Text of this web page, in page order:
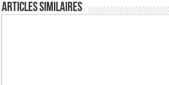
Articles similaires